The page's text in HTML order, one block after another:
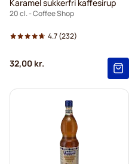
Karamel sukkerfri kaffesirup
20 cl. - Coffee Shop
4.7(232)
32,00 kr.